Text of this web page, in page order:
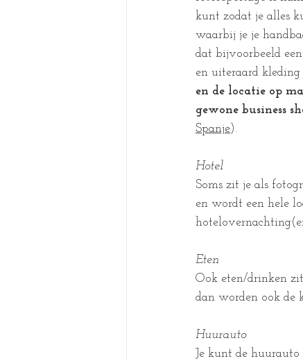
kunt zodat je alles
waarbij je je
dat bijvoorbeeld
en uiteraard kleding
en de locatie op
gewone business
Spanje).
Hotel
Soms zit je als
en wordt een hele
Eten
Ook eten/drinken
dan worden ook de
Huurauto
Je kunt de